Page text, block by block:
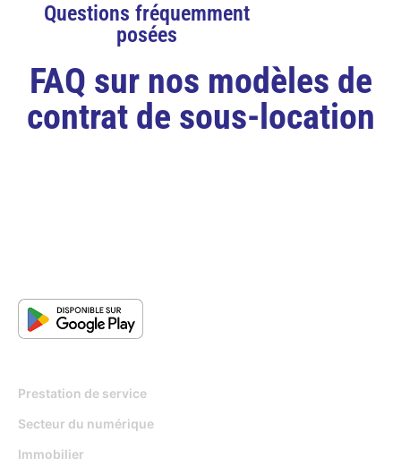
Questions fréquemment
posées
FAQ sur nos modèles de
contrat de sous-location
Prestation de service
Secteur du numérique
Immobilier